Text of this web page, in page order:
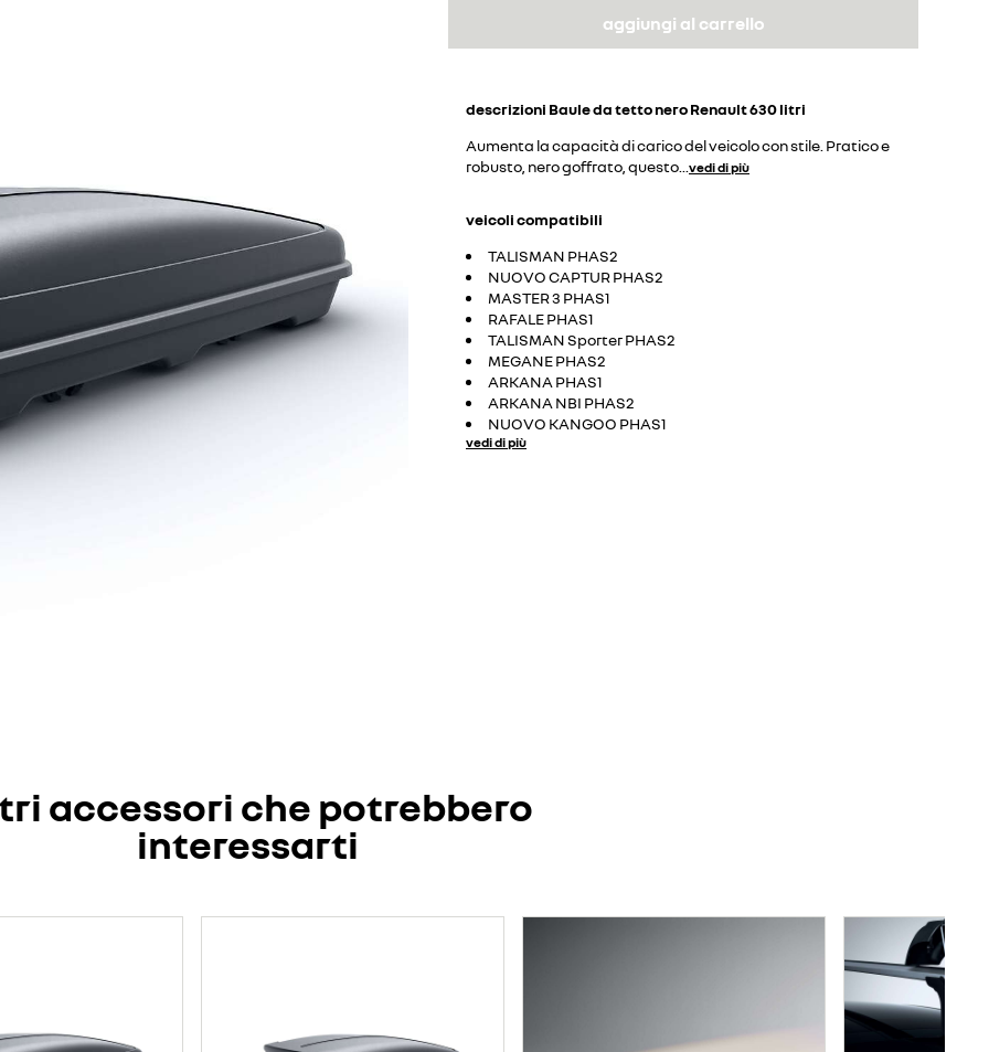
aggiungi al carrello
descrizioni Baule da tetto nero Renault 630 litri
Aumenta la capacità di carico del veicolo con stile. Pratico e
robusto, nero goffrato, questo vedi di più
veicoli compatibili
TALISMAN PHAS2
NUOVO CAPTUR PHAS2
MASTER 3 PHAS1
RAFALE PHAS1
TALISMAN Sporter PHAS2
MEGANE PHAS2
ARKANA PHAS1
ARKANA NBI PHAS2
NUOVO KANGOO PHAS1
vedi di più
accessori che potrebbero
interessarti